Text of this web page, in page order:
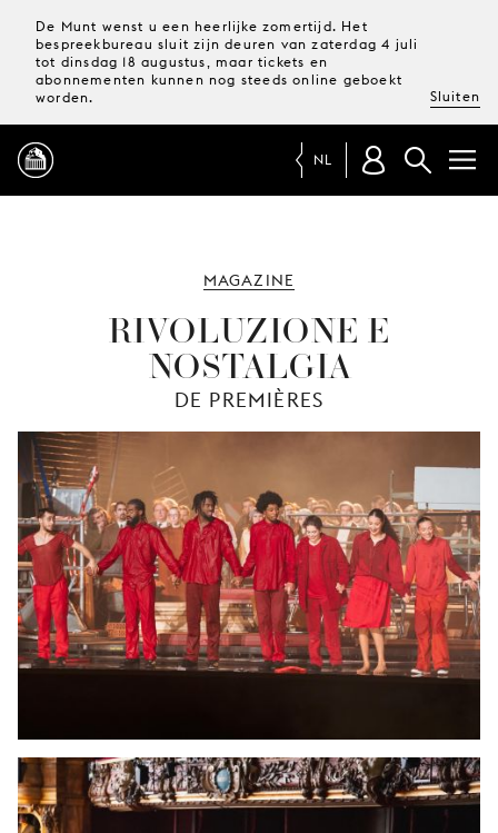
De Munt wenst u een heerlijke zomertijd. Het
bespreekbureau sluit zijn deuren van zaterdag 4 juli
tot dinsdag 18 augustus, maar tickets en
abonnementen kunnen nog steeds online geboekt
worden.
Sluiten
TICKETS &
ABONNEMENTEN
JONG
PUBLIEK
DE
MUNT
STEUN
ONS
NL
MAGAZINE
RIVOLUZIONE E
NOSTALGIA
DE PREMIÈRES